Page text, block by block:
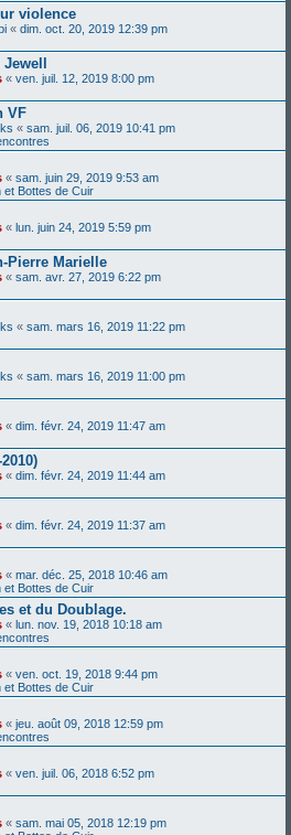
violence
« dim. oct. 20, 2019 12:39 pm
Jewell
« ven. juil. 12, 2019 8:00 pm
VF
« sam. juil. 06, 2019 10:41 pm
« sam. juin 29, 2019 9:53 am
et Bottes de Cuir
« lun. juin 24, 2019 5:59 pm
Pierre Marielle
« sam. avr. 27, 2019 6:22 pm
« sam. mars 16, 2019 11:22 pm
« sam. mars 16, 2019 11:00 pm
« dim. févr. 24, 2019 11:47 am
« dim. févr. 24, 2019 11:44 am
« dim. févr. 24, 2019 11:37 am
« mar. déc. 25, 2018 10:46 am
et Bottes de Cuir
et du Doublage.
« lun. nov. 19, 2018 10:18 am
« ven. oct. 19, 2018 9:44 pm
et Bottes de Cuir
« jeu. août 09, 2018 12:59 pm
« ven. juil. 06, 2018 6:52 pm
« sam. mai 05, 2018 12:19 pm